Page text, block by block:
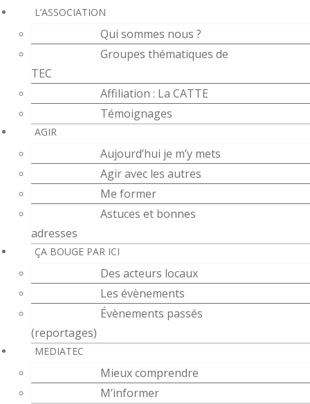
Skip
content
L’ASSOCIATION
Qui sommes nous ?
Groupes thématiques de
TEC
Affiliation : La CATTE
Témoignages
AGIR
Aujourd’hui je m’y mets
Agir avec les autres
Me former
Astuces et bonnes
adresses
ÇA BOUGE PAR ICI
Des acteurs locaux
Les évènements
Évènements passés
(reportages)
MEDIATEC
Mieux comprendre
M’informer